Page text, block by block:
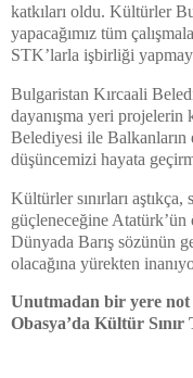
katkıları oldu. Kültürler
yapacağımız tüm
STK’larla işbirliği
Bulgaristan Kırcaali
dayanışma yeri projelerin
Belediyesi ile Balkanların
düşüncemizi hayata
Kültürler sınırları aştıkça,
güçleneceğine
Dünyada Barış sözünün
olacağına yürekten
Unutmadan bir yere not
Obasya’da Kültür Sınır